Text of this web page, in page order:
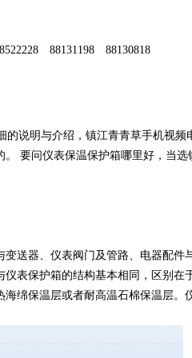
88131198 88130818
的说明与介绍，镇江青青草手机
。 要问仪表保温保护箱哪里好，
器、仪表阀门及管路、电器配件
仪表保护箱的结构基本相同，区
热海绵保温层或者耐高温石棉保温层